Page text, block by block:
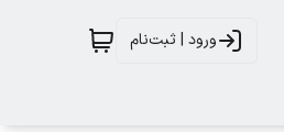
ورود | ثبت‌نام